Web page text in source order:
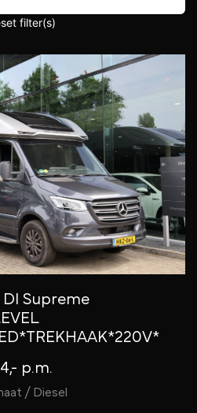
filter(s)
Supreme
p.m.
/ Diesel